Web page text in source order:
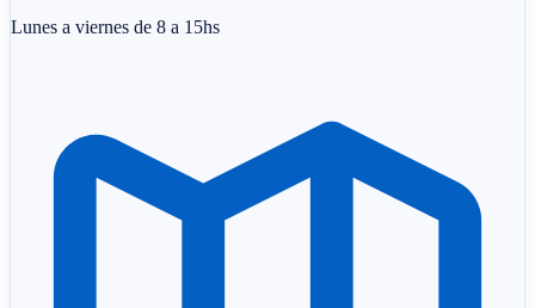
Lunes a viernes de 8 a 15hs